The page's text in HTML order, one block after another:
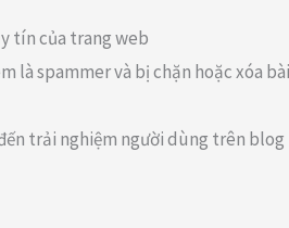
tín của trang web
là spammer và bị chặn hoặc xóa bài
trải nghiệm người dùng trên blog